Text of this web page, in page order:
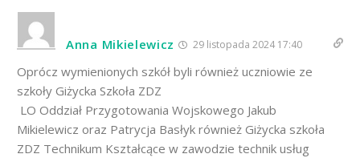
Anna Mikielewicz 29 listopada 2024 17:40
Oprócz wymienionych szkół byli również uczniowie ze
szkoły Giżycka Szkoła ZDZ
LO Oddział Przygotowania Wojskowego Jakub
Mikielewicz oraz Patrycja Basłyk również Giżycka szkoła
ZDZ Technikum Kształcące w zawodzie technik usług